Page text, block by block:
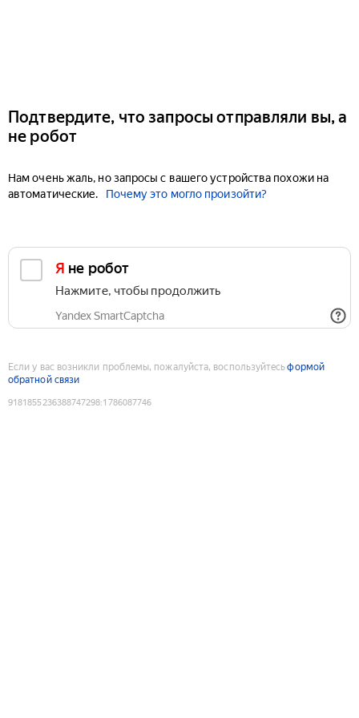
Подтвердите, что запросы отправляли вы, а
не робот
Нам очень жаль, но запросы с вашего устройства похожи на
автоматические.
Почему это могло произойти?
Я не робот
Нажмите, чтобы продолжить
Yandex SmartCaptcha
Если у вас возникли проблемы, пожалуйста, воспользуйтесьформой
обратной связи
9181855236388747298:1786087746